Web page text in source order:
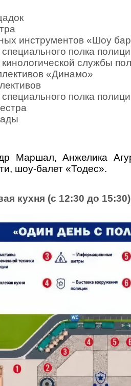
инструментов «Шоу
полка
службы
«Динамо»
полка
Маршал, Анжелика
шоу-балет «Тодес».
кухня (с 12:30 до 15:30)